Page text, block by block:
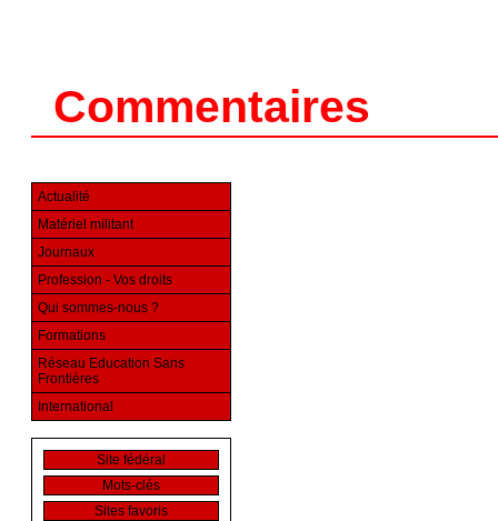
Commentaires
Actualité
Matériel militant
Journaux
Profession - Vos droits
Qui sommes-nous ?
Formations
Réseau Education Sans
Frontières
International
Site fédéral
Mots-clés
Sites favoris